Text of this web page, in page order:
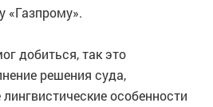
добиться, так это
решения суда,
особенности